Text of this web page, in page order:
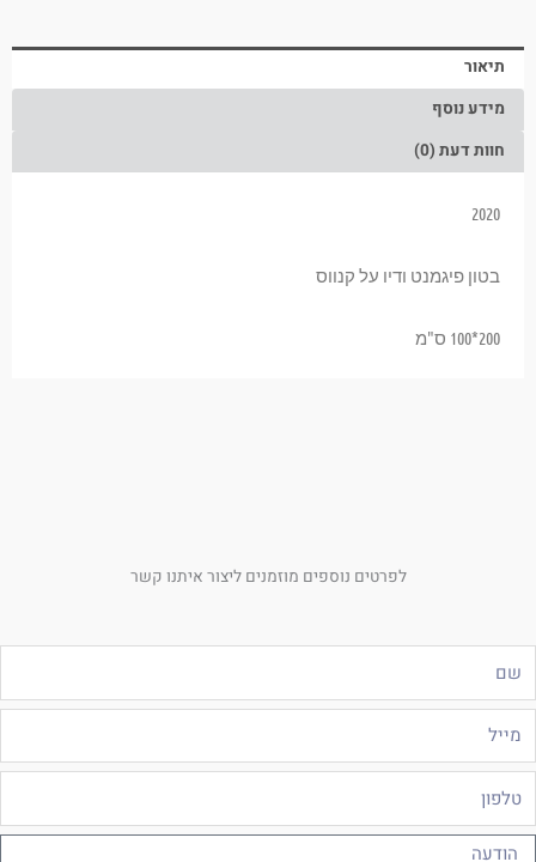
תיאור
מידע נוסף
חוות דעת (0)
2020
בטון פיגמנט ודיו על קנווס
200*100 ס"מ
לפרטים נוספים מוזמנים ליצור איתנו קשר